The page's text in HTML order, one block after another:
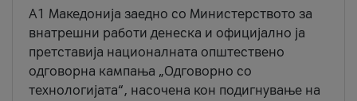
A1 Македонија заедно со Министерството за
внатрешни работи денеска и официјално ја
претставија националната општествено
одговорна кампања „Одговорно со
технологијата“, насочена кон подигнување на